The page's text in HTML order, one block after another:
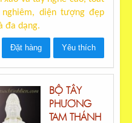
diện tượng đẹp
đa dạng.
Đặt hàng Yêu thích
BỘ TÂY
PHƯƠNG
TAM THÁNH